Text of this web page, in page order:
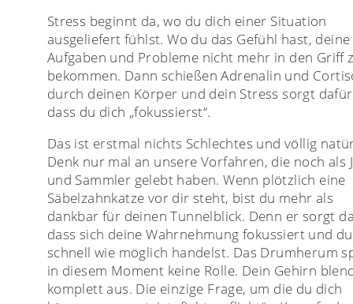
Stress beginnt da, wo du dich einer Situation
ausgeliefert fühlst. Wo du das Gefühl hast, deine
Aufgaben und Probleme nicht mehr in den Griff
bekommen. Dann schießen Adrenalin und
durch deinen Körper und dein Stress sorgt
dass du dich „fokussierst“.
Das ist erstmal nichts Schlechtes und völlig
Denk nur mal an unsere Vorfahren, die noch als
und Sammler gelebt haben. Wenn plötzlich eine
Säbelzahnkatze vor dir steht, bist du mehr als
dankbar für deinen Tunnelblick. Denn er sorgt
dass sich deine Wahrnehmung fokussiert und
schnell wie möglich handelst. Das Drumherum
in diesem Moment keine Rolle. Dein Gehirn
komplett aus. Die einzige Frage, um die du dich